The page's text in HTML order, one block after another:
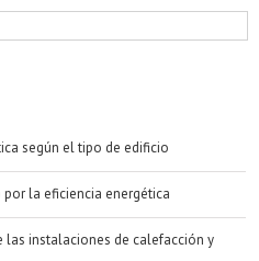
según el tipo de edificio
la eficiencia energética
las instalaciones de calefacción y